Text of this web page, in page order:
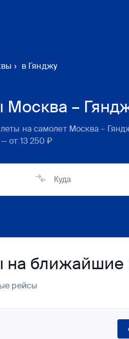
› в Гянджу
Москва –
на самолет Москва –
от 13 250 ₽
на
рейсы